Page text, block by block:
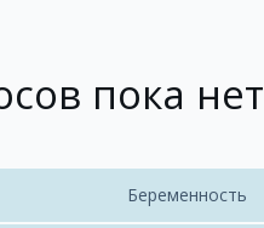
пока нет
Беременность